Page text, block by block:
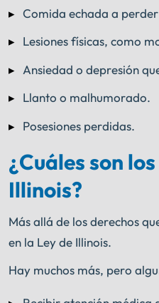
Comida echada a
Lesiones físicas, como
Ansiedad o depresión
Llanto o malhumorado.
Posesiones perdidas.
¿Cuáles son
Illinois?
Más allá de los derechos
en la Ley de Illinois.
Hay muchos más, pero